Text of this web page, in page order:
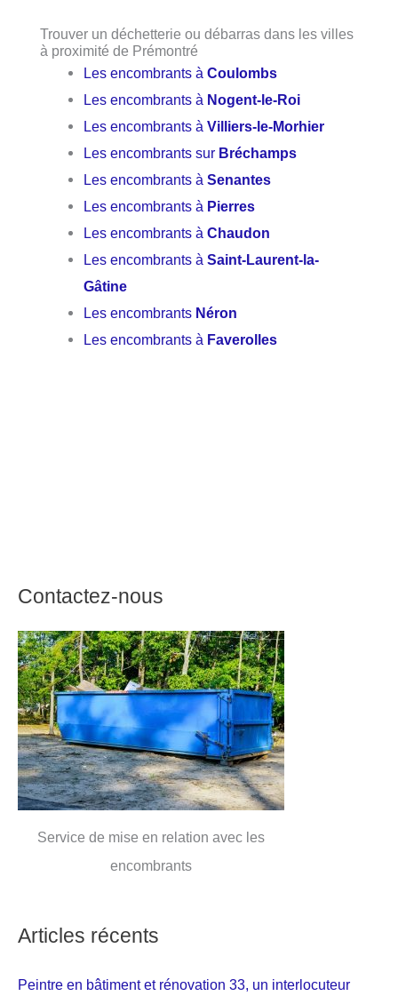
Trouver un déchetterie ou débarras dans les villes
à proximité de Prémontré
Les encombrants àCoulombs
Les encombrants à Nogent-le-Roi
Les encombrants àVilliers-le-Morhier
Les encombrants sur Bréchamps
Les encombrants àSenantes
Les encombrants à Pierres
Les encombrants àChaudon
Les encombrants àSaint-Laurent-la-
Gâtine
Les encombrants Néron
Les encombrants à Faverolles
Contactez-nous
Service de mise en relation avec les
encombrants
Articles récents
Peintre en bâtiment et rénovation 33, un interlocuteur